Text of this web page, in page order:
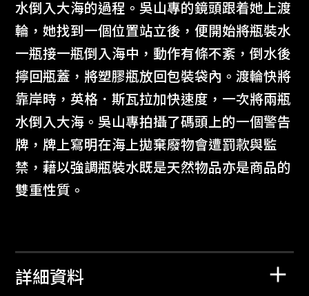
水倒入大海的過程。吳山專的鏡頭跟着她上渡
輪，她找到一個位置站立後，便開始將瓶裝水
一瓶接一瓶倒入海中，動作有條不紊，倒水後
擰回瓶蓋，將塑膠瓶放回包裝袋內。渡輪快將
靠岸時，英格．斯瓦拉加快速度，一次將兩瓶
水倒入大海。吳山專拍攝了碼頭上的一個警告
牌，牌上寫明在海上拋棄廢物會遭罰款與監
禁，藉以強調瓶裝水既是天然物品亦是商品的
雙重性質。
詳細資料